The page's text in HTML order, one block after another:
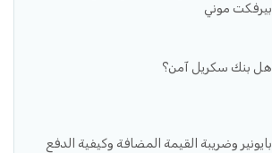
بيرفكت موني
هل بنك سكريل آمن؟
بايونير وضريبة القيمة المضافة وكيفية الدفع